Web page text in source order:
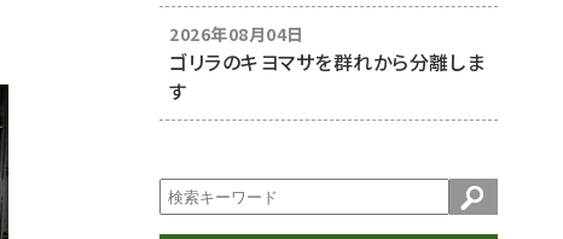
2026年08月04日
ゴリラのキヨマサを群れから分離しま
す